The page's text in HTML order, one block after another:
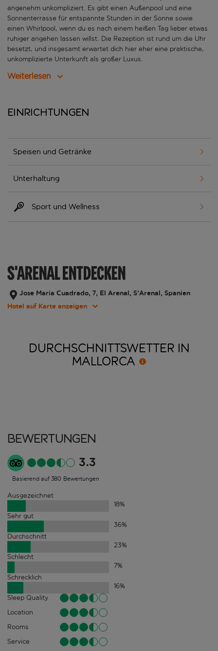
angenehm unkompliziert. Es gibt einen Außenpool und eine
Sonnenterrasse für entspannte Stunden in der Sonne sowie
einen Whirlpool, wenn du es nach einem heißen Tag lieber etwas
ruhiger angehen lassen willst. Die Rezeption ist rund um die Uhr
besetzt, und insgesamt erwartet dich hier eher eine praktische,
unkomplizierte Unterkunft als großer Luxus.
Weiterlesen
Einrichtungen
Speisen und Getränke
Unterhaltung
Sport und Wellness
S'ARENAL ENTDECKEN
Jose Maria Cuadrado, 7, El Arenal, S'Arenal, Spanien
Hotel auf Karte anzeigen
DURCHSCHNITTSWETTER IN
MALLORCA
Bewertungen
3.3
Basierend auf 380 Bewertungen
Ausgezeichnet
18%
Sehr gut
36%
Durchschnitt
23%
Schlecht
7%
Schrecklich
16%
Sleep Quality
Location
Rooms
Service